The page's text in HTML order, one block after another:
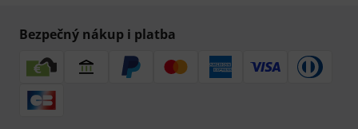
Bezpečný nákup i platba